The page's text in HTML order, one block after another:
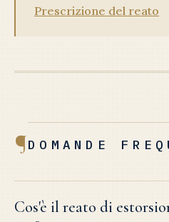
Prescrizione del reato
¶DOMANDE
Cos'è il reato di